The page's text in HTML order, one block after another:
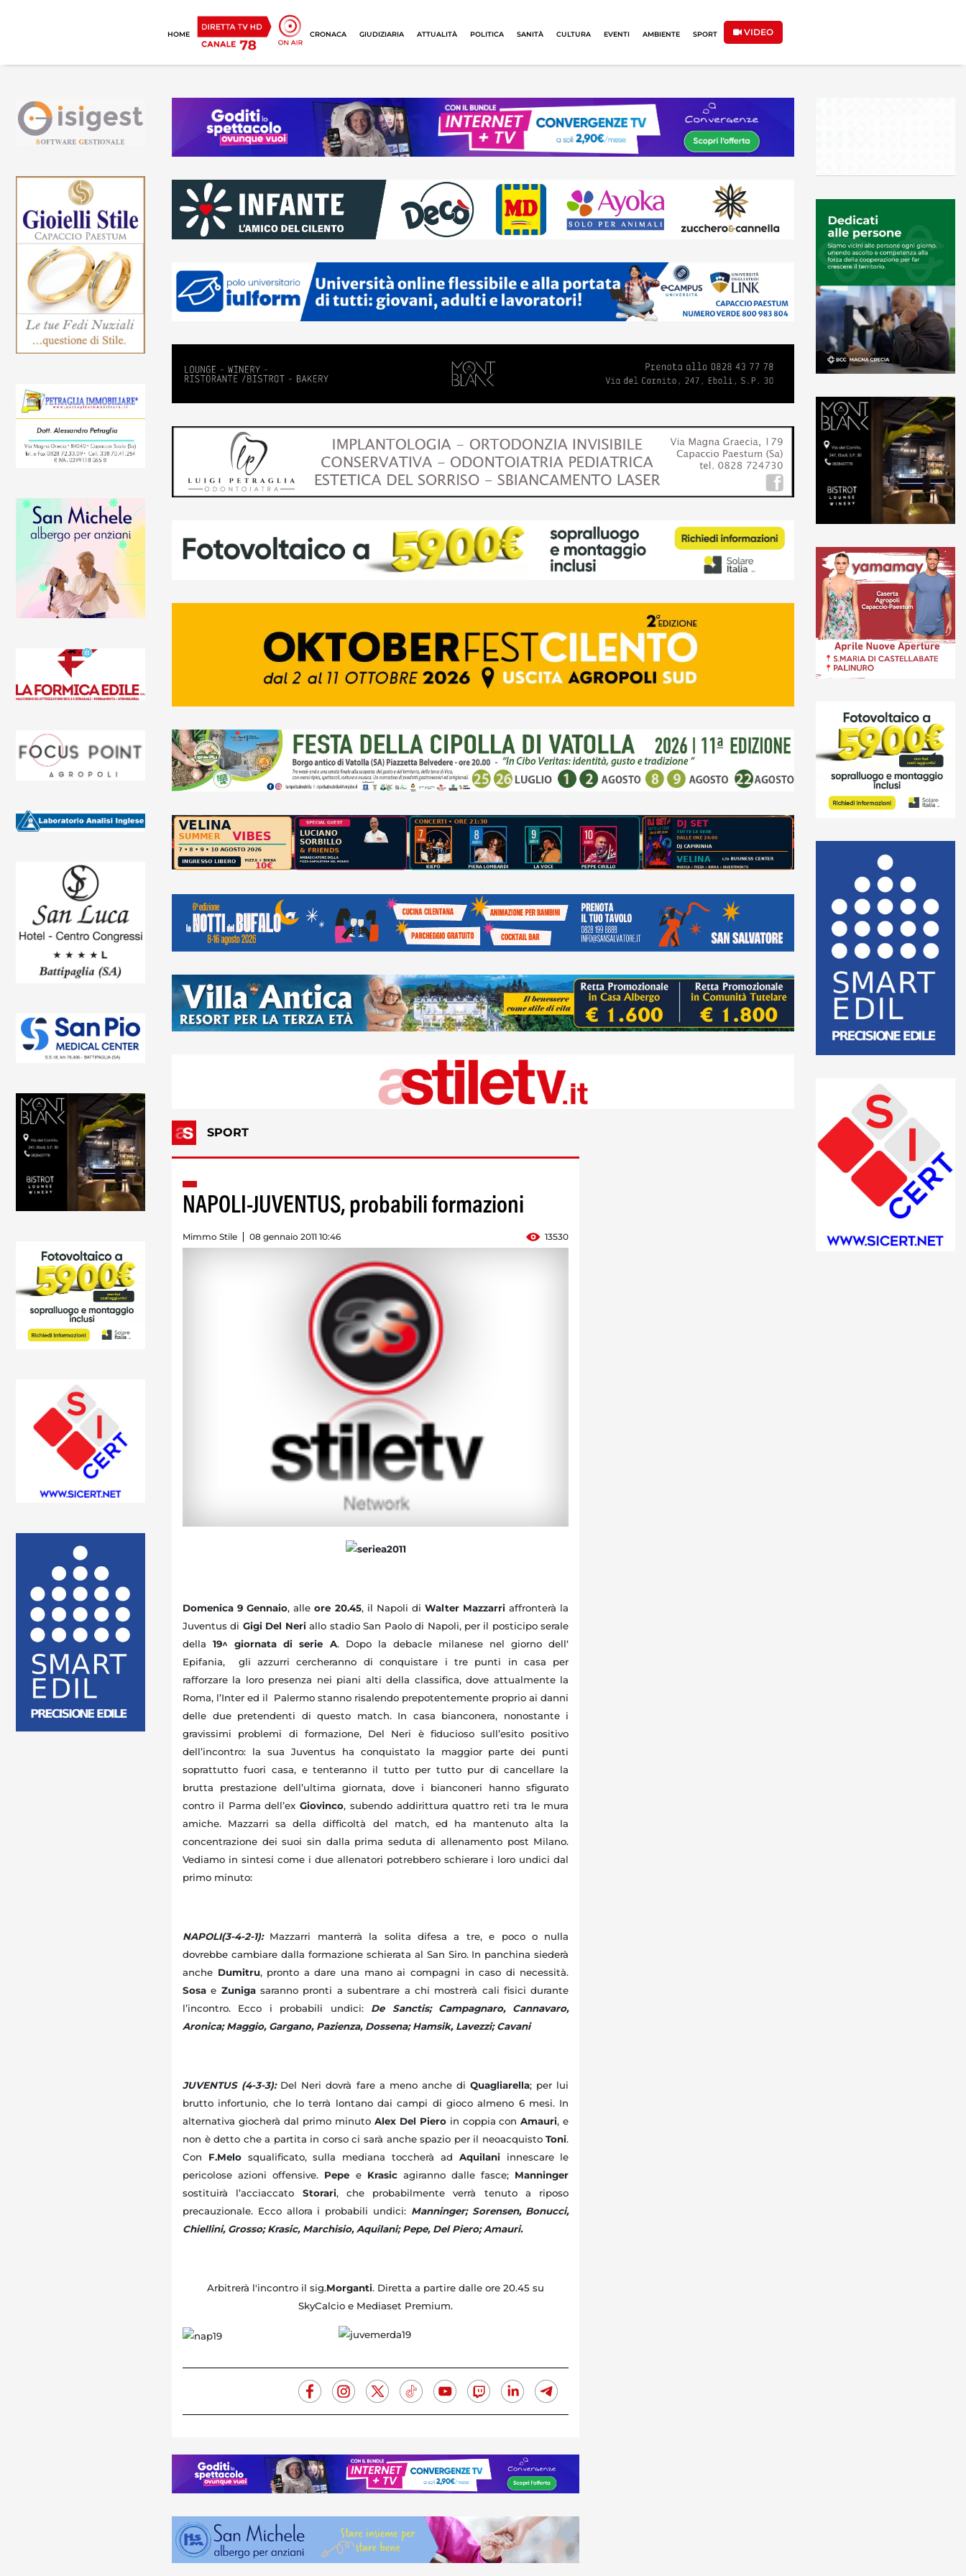
HOME CRONACA GIUDIZIARIA ATTUALITÀ POLITICA SANITÀ CULTURA EVENTI AMBIENTE SPORT VIDEO
SPORT
NAPOLI-JUVENTUS, probabili formazioni
Mimmo Stile 08 gennaio 2011 10:46 13530
Domenica 9 Gennaio, alleore 20.45, il Napoli diWalter Mazzarri affronterà la
Juventus di Gigi Del Neriallo stadio San Paolo di Napoli, per il posticipo serale
della19^ giornata di serie A. Dopo la debacle milanese nel giorno dell‘
Epifania, gli azzurri cercheranno di conquistare i tre punti in casa per
rafforzare la loro presenza nei piani alti della classifica, dove attualmente la
Roma, l’Inter ed il Palermo stanno risalendo prepotentemente proprio ai danni
delle due pretendenti di questo match. In casa bianconera, nonostante i
gravissimi problemi di formazione, Del Neri è fiducioso sull’esito positivo
dell’incontro: la sua Juventus ha conquistato la maggior parte dei punti
soprattutto fuori casa, e tenteranno il tutto per tutto pur di cancellare la
brutta prestazione dell’ultima giornata, dove i bianconeri hanno sfigurato
contro il Parma dell’exGiovinco, subendo addirittura quattro reti tra le mura
amiche. Mazzarri sa della difficoltà del match, ed ha mantenuto alta la
concentrazione dei suoi sin dalla prima seduta di allenamento post Milano.
Vediamo in sintesi come i due allenatori potrebbero schierare i loro undici dal
primo minuto:
NAPOLI(3-4-2-1):Mazzarri manterrà la solita difesa a tre, e poco o nulla
dovrebbe cambiare dalla formazione schierata al San Siro. In panchina siederà
anche Dumitru, pronto a dare una mano ai compagni in caso di necessità.
Sosa e Zunigasaranno pronti a subentrare a chi mostrerà cali fisici durante
l’incontro. Ecco i probabili undici: De Sanctis; Campagnaro, Cannavaro,
Aronica; Maggio, Gargano, Pazienza, Dossena; Hamsik, Lavezzi; Cavani
JUVENTUS (4-3-3):Del Neri dovrà fare a meno anche diQuagliarella; per lui
brutto infortunio, che lo terrà lontano dai campi di gioco almeno 6 mesi. In
alternativa giocherà dal primo minuto Alex Del Pieroin coppia conAmauri, e
non è detto che a partita in corso ci sarà anche spazio per il neoacquistoToni.
Con F.Melosqualificato, sulla mediana toccherà ad Aquilaniinnescare le
pericolose azioni offensive. Pepe e Krasicagiranno dalle fasce; Manninger
sostituirà l’acciaccato Storari, che probabilmente verrà tenuto a riposo
precauzionale. Ecco allora i probabili undici: Manninger; Sorensen, Bonucci,
Chiellini, Grosso; Krasic, Marchisio, Aquilani; Pepe, Del Piero; Amauri.
Arbitrerà l'incontro il sig.Morganti. Diretta a partire dalle ore 20.45 su
SkyCalcio e Mediaset Premium.